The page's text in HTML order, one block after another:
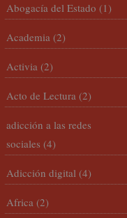
Abogacía del Estado (1)
Academia (2)
Activia (2)
Acto de Lectura (2)
adicción a las redes
sociales (4)
Adicción digital (4)
Africa (2)